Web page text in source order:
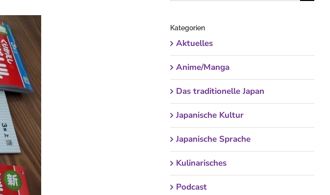
Kategorien
Aktuelles
Anime/Manga
Das traditionelle Japan
Japanische Kultur
Japanische Sprache
Kulinarisches
Podcast